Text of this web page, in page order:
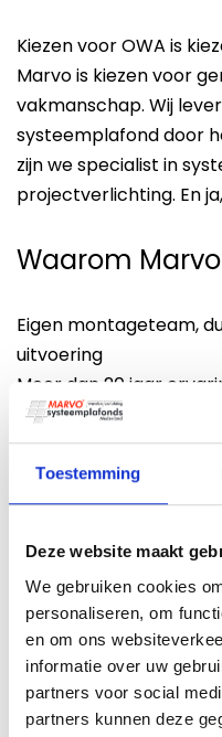
Toestemming
Deze website maakt
We gebruiken cookies
personaliseren, om
en om ons
informatie over uw
partners voor social
partners kunnen deze
Kiezen voor OWA is
Marvo is kiezen voor
vakmanschap. Wij
systeemplafond door
zijn we specialist in
projectverlichting. En
Waarom
Eigen montageteam,
uitvoering
Meer dan 20 jaar
Persoonlijk advies en
Landelijke dekking
We komen gewoon bij
meten, mee te
Direct aan de
vrijblijvend
Wil jij een strak en
OWA? Neem vandaag